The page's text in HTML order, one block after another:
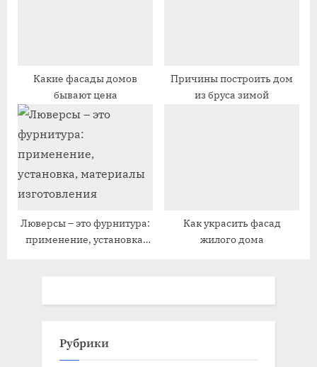
Какие фасады домов
бывают цена
Причины построить дом
из бруса зимой
Люверсы – это фурнитура:
применение, установка,
Как украсить фасад
жилого дома
Рубрики